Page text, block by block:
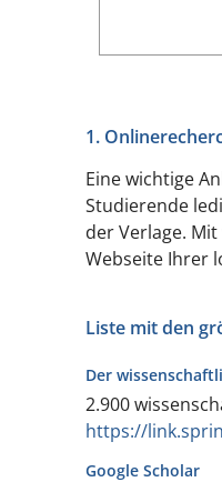
1.
Eine wichtige
Studierende
der Verlage.
Webseite Ihrer
Liste mit den
Der
2.900
https://
Google Scholar